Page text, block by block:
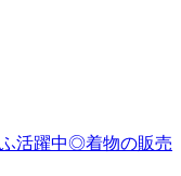
活躍中◎着物の販売